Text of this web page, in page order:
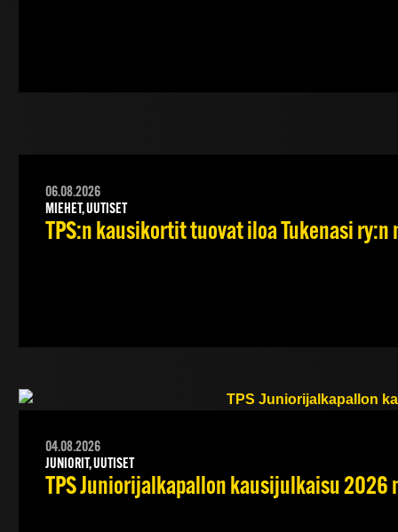
06.08.2026
MIEHET, UUTISET
TPS:n kausikortit tuovat iloa Tukenasi
04.08.2026
JUNIORIT, UUTISET
TPS Juniorijalkapallon kausijulkaisu 2026